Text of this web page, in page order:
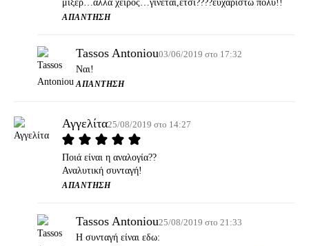
μιξερ…αλλα χειρος…γινεται,ετσι????ευχαριστω πολυ!!
ΑΠΆΝΤΗΣΗ
Tassos Antoniou03/06/2019 στο 17:32
Ναι!
ΑΠΆΝΤΗΣΗ
Αγγελίτα25/08/2019 στο 14:27
Ποιά είναι η αναλογία??
Αναλυτική συνταγή!
ΑΠΆΝΤΗΣΗ
Tassos Antoniou25/08/2019 στο 21:33
Η συνταγή είναι εδω: